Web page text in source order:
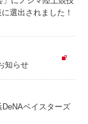
選出されました！
知らせ
ベイスターズ